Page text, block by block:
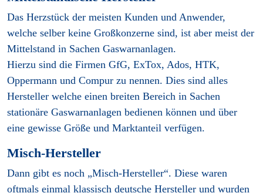
Das Herzstück der meisten Kunden und Anwender,
welche selber keine Großkonzerne sind, ist aber meist der
Mittelstand in Sachen Gaswarnanlagen.
Hierzu sind die Firmen GfG, ExTox, Ados, HTK,
Oppermann und Compur zu nennen. Dies sind alles
Hersteller welche einen breiten Bereich in Sachen
stationäre Gaswarnanlagen bedienen können und über
eine gewisse Größe und Marktanteil verfügen.
Misch-Hersteller
Dann gibt es noch „Misch-Hersteller“. Diese waren
oftmals einmal klassisch deutsche Hersteller und wurden